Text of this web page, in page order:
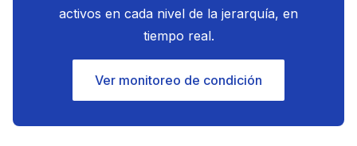
activos en cada nivel de la jerarquía, en
tiempo real.
Ver monitoreo de condición